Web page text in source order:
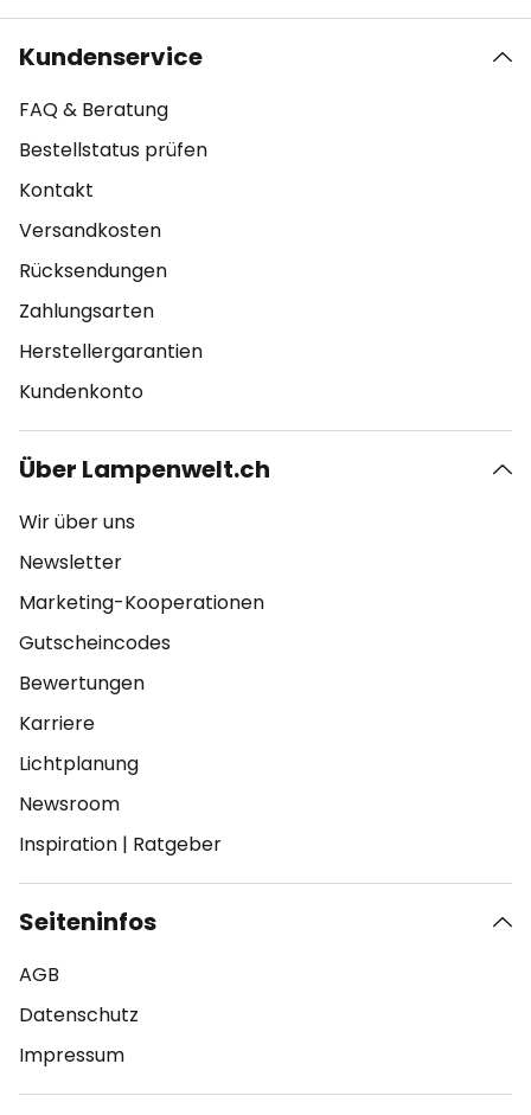
Kundenservice
FAQ & Beratung
Bestellstatus prüfen
Kontakt
Versandkosten
Rücksendungen
Zahlungsarten
Herstellergarantien
Kundenkonto
Über Lampenwelt.ch
Wir über uns
Newsletter
Marketing-Kooperationen
Gutscheincodes
Bewertungen
Karriere
Lichtplanung
Newsroom
Inspiration | Ratgeber
Seiteninfos
AGB
Datenschutz
Impressum